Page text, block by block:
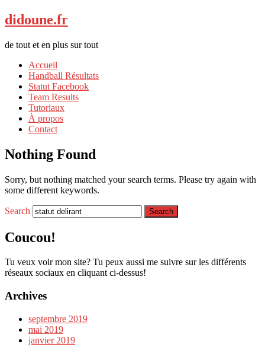
didoune.fr
de tout et en plus sur tout
Accueil
Handball Résultats
Statut Facebook
Team Results
Tutoriaux
À propos
Contact
Nothing Found
Sorry, but nothing matched your search terms. Please try again with
some different keywords.
Search
Coucou!
Tu veux voir mon site? Tu peux aussi me suivre sur les différents
réseaux sociaux en cliquant ci-dessus!
Archives
septembre 2019
mai 2019
janvier 2019